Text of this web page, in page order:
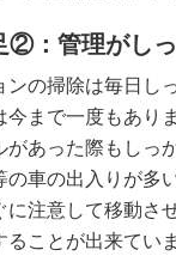
②：管理がし
ンの掃除は毎日し
今まで一度もあり
があった際もしっ
の車の出入りが多
に注意して移動さ
ることが出来ていま